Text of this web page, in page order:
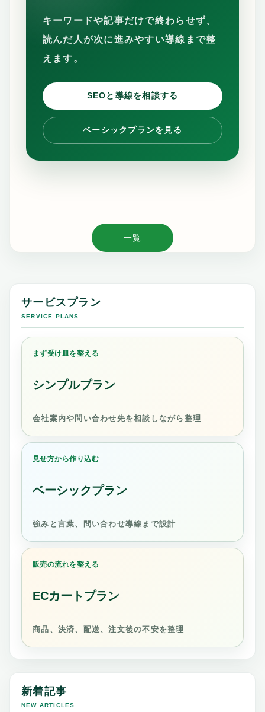
キーワードや記事だけで終わらせず、
読んだ人が次に進みやすい導線まで整
えます。
SEOと導線を相談する
ベーシックプランを見る
一覧
サービスプラン
SERVICE PLANS
まず受け皿を整える
シンプルプラン
会社案内や問い合わせ先を相談しながら整理
見せ方から作り込む
ベーシックプラン
強みと言葉、問い合わせ導線まで設計
販売の流れを整える
ECカートプラン
商品、決済、配送、注文後の不安を整理
新着記事
NEW ARTICLES